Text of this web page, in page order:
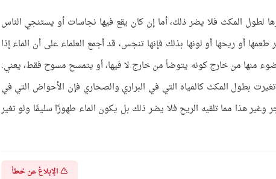
لطول المكث فلا يضر ذلك، أما إن كان يقع فيها نجاسات أو يستنجي الناس
أو ريحها أو لونها بذلك فإنها تنجس، قد أجمع العلماء على أن الماء إذا
منها من خارج كونه يتوضأ من خارج لا فيها، أو يتمسح مسوح فقط، يعني:
بطول المكث كالمياه التي في البراري والصحاري فإن الأحواض التي في
وغير هذا مما تلقيه الريح فلا يضر ذلك بل يكون الماء طهورًا سليمًا ولو تغير
الإبلاغ عن خطأ